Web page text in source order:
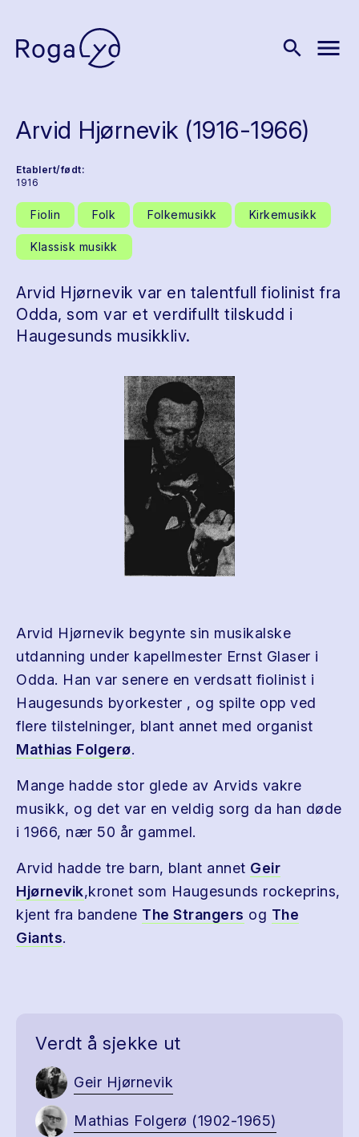
search menu
Arvid Hjørnevik (1916-1966)
Etablert/født:
1916
Fiolin Folk Folkemusikk Kirkemusikk
Klassisk musikk
Arvid Hjørnevik var en talentfull fiolinist fra
Odda, som var et verdifullt tilskudd i
Haugesunds musikkliv.
Arvid Hjørnevik begynte sin musikalske
utdanning under kapellmester Ernst Glaser i
Odda. Han var senere en verdsatt fiolinist i
Haugesunds byorkester , og spilte opp ved
flere tilstelninger, blant annet med organist
Mathias Folgerø.
Mange hadde stor glede av Arvids vakre
musikk, og det var en veldig sorg da han døde
i 1966, nær 50 år gammel.
Arvid hadde tre barn, blant annet Geir
Hjørnevik,kronet som Haugesunds rockeprins,
kjent fra bandene The Strangers og The
Giants.
Verdt å sjekke ut
Geir Hjørnevik
Mathias Folgerø (1902-1965)